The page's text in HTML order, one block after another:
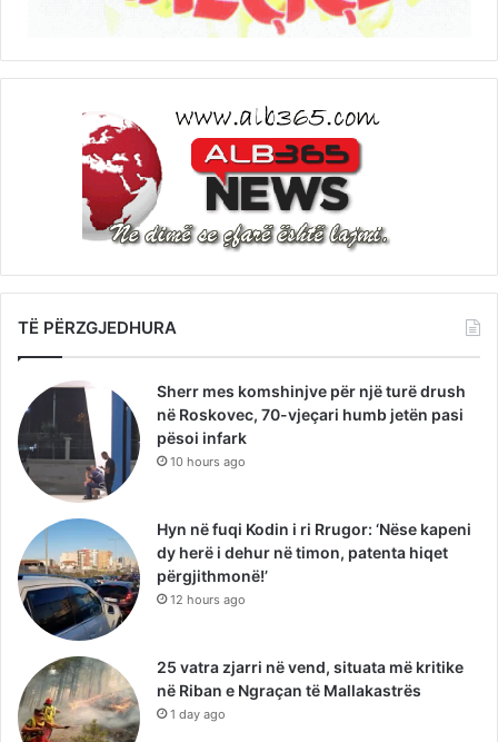
TË PËRZGJEDHURA
Sherr mes komshinjve për një turë drush
në Roskovec, 70-vjeçari humb jetën pasi
pësoi infark
10 hours ago
Hyn në fuqi Kodin i ri Rrugor: ‘Nëse kapeni
dy herë i dehur në timon, patenta hiqet
përgjithmonë!’
12 hours ago
25 vatra zjarri në vend, situata më kritike
në Riban e Ngraçan të Mallakastrës
1 day ago